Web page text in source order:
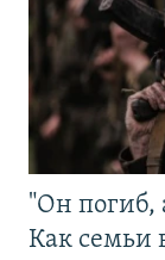
"Он погиб,
Как семьи